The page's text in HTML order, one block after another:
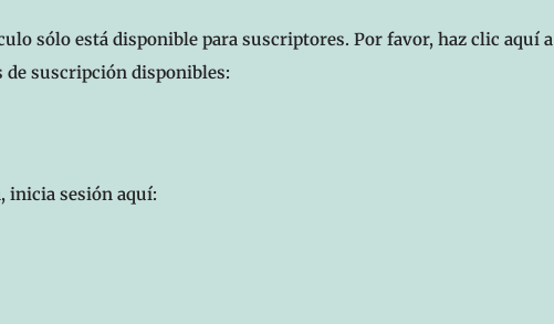
sólo está disponible para suscriptores. Por favor, haz clic aquí a
suscripción disponibles:
inicia sesión aquí: